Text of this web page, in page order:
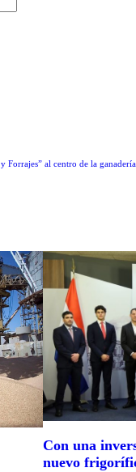
Forrajes” al centro de la
Con una
nuevo